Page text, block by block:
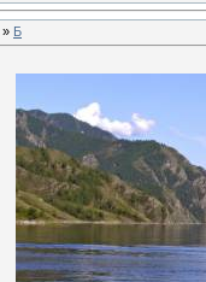
» Б